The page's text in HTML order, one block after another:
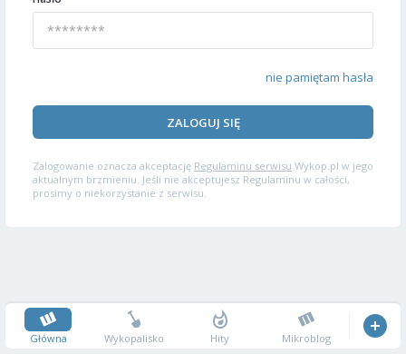
nie pamiętam hasła
ZALOGUJ SIĘ
Zalogowanie oznacza akceptację Regulaminu serwisu Wykop.pl w jego
aktualnym brzmieniu. Jeśli nie akceptujesz Regulaminu w całości,
prosimy o niekorzystanie z serwisu.
Główna Wykopalisko Hity Mikroblog